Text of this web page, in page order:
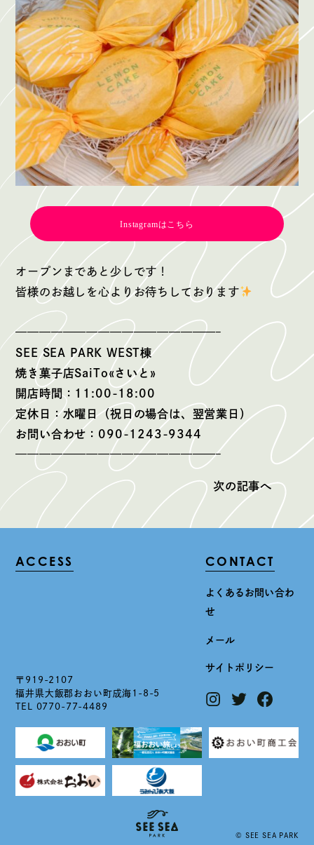
Instagramはこちら
オープンまであと少しです！
皆様のお越しを心よりお待ちしております
—————————————————–
SEE SEA PARK WEST棟
焼き菓子店SaiTo«さいと»
開店時間：11:00-18:00
定休日：水曜日（祝日の場合は、翌営業日）
お問い合わせ：090-1243-9344
—————————————————–
次の記事へ
ACCESS
〒919-2107
福井県大飯郡おおい町成海1-8-5
TEL 0770-77-4489
CONTACT
よくあるお問い合わ
せ
メール
サイトポリシー
© SEE SEA PARK